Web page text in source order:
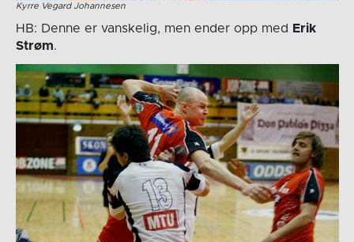
Kyrre Vegard Johannesen
HB: Denne er vanskelig, men ender opp med Erik
Strøm.